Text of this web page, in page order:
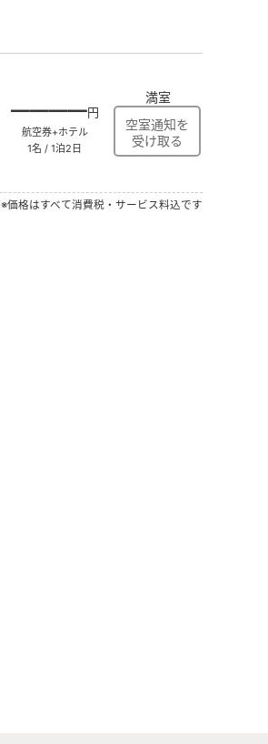
――――円
航空券+ホテル
1名 / 1泊2日
満室
※価格はすべて消費税・サービス料込です